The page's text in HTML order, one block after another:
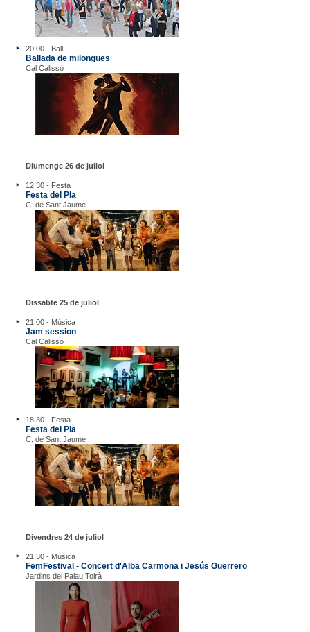
20.00 - Ball
Ballada de milongues
Cal Calissó
Diumenge 26 de juliol
12.30 - Festa
Festa del Pla
C. de Sant Jaume
Dissabte 25 de juliol
21.00 - Música
Jam session
Cal Calissó
18.30 - Festa
Festa del Pla
C. de Sant Jaume
Divendres 24 de juliol
21.30 - Música
FemFestival - Concert d'Alba Carmona i Jesús Guerrero
Jardins del Palau Tolrà